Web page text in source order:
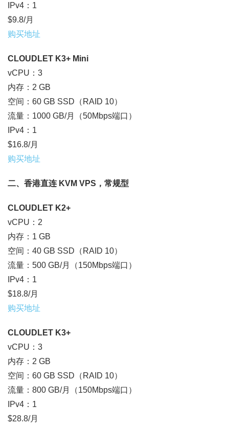
IPv4：1
$9.8/月
购买地址
CLOUDLET K3+ Mini
vCPU：3
内存：2 GB
空间：60 GB SSD（RAID 10）
流量：1000 GB/月（50Mbps端口）
IPv4：1
$16.8/月
购买地址
二、香港直连 KVM VPS，常规型
CLOUDLET K2+
vCPU：2
内存：1 GB
空间：40 GB SSD（RAID 10）
流量：500 GB/月（150Mbps端口）
IPv4：1
$18.8/月
购买地址
CLOUDLET K3+
vCPU：3
内存：2 GB
空间：60 GB SSD（RAID 10）
流量：800 GB/月（150Mbps端口）
IPv4：1
$28.8/月